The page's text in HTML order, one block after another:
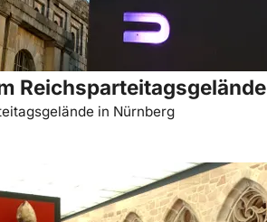
Reichsparteitagsgelände
in Nürnberg